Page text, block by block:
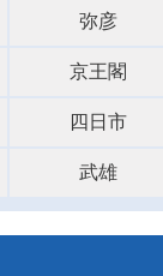
弥彦
京王閣
四日市
武雄